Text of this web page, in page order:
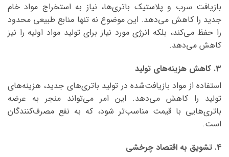
بازیافت سرب و پلاستیک باتری‌ها، نیاز به استخراج مواد خام
جدید را کاهش می‌دهد. این موضوع نه تنها منابع طبیعی محدود
را حفظ می‌کند، بلکه انرژی مورد نیاز برای تولید مواد اولیه را نیز
کاهش می‌دهد.
3. کاهش هزینه‌های تولید
استفاده از مواد بازیافت‌شده در تولید باتری‌های جدید، هزینه‌های
تولید را کاهش می‌دهد. این امر می‌تواند منجر به عرضه
باتری‌هایی با قیمت مناسب‌تر شود، که به نفع مصرف‌کنندگان
است.
4. تشویق به اقتصاد چرخشی